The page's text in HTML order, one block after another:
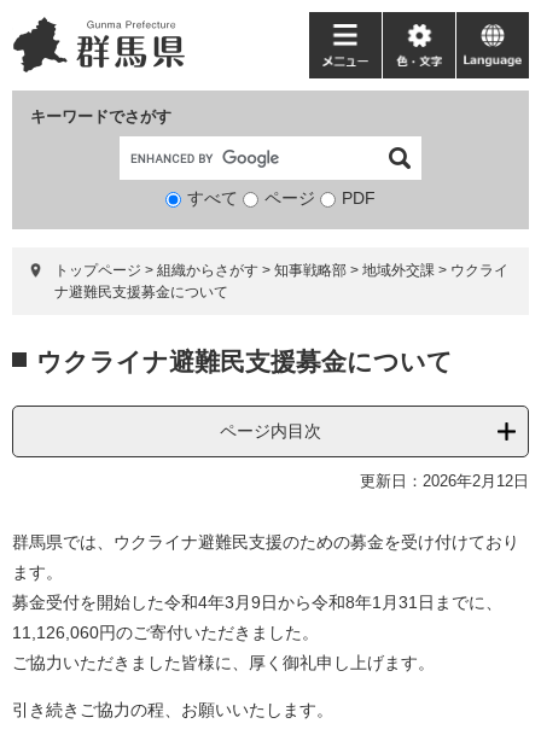
ー
ジ
ニ
ュ
て
キーワードでさがす
検
象
すべて ページ PDF
メ
ニ
ー
色・
文
language
トップページ > 組織からさがす > 知事戦略部 > 地域外交課 > ウクライ
ナ避難民支援募金について
文
ウクライナ避難民支援募金について
ページ内目次
更新日：2026年2月12日
群馬県では、ウクライナ避難民支援のための募金を受け付けており
ます。
募金受付を開始した令和4年3月9日から令和8年1月31日までに、
11,126,060円のご寄付いただきました。
ご協力いただきました皆様に、厚く御礼申し上げます。
引き続きご協力の程、お願いいたします。